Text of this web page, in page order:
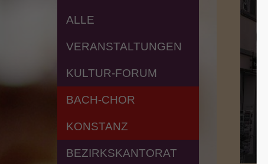
ALLE
VERANSTALTUNGEN
KULTUR-FORUM
BACH-CHOR
KONSTANZ
BEZIRKSKANTORAT